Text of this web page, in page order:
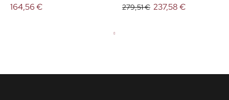
164,56 €
Tao
279,51 € 237,58 €